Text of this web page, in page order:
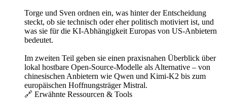
Torge und Sven ordnen ein, was hinter der Entscheidung
steckt, ob sie technisch oder eher politisch motiviert ist, und
was sie für die KI-Abhängigkeit Europas von US-Anbietern
bedeutet.
Im zweiten Teil geben sie einen praxisnahen Überblick über
lokal hostbare Open-Source-Modelle als Alternative – von
chinesischen Anbietern wie Qwen und Kimi-K2 bis zum
europäischen Hoffnungsträger Mistral.
🔗 Erwähnte Ressourcen & Tools